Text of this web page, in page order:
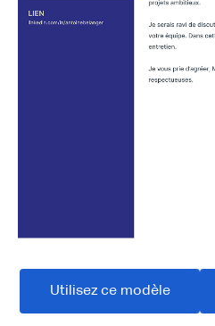
Utilisez ce modèle